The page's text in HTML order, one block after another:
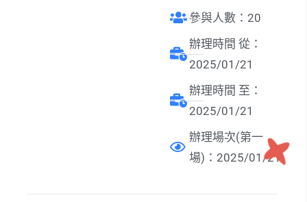
參與人數：20
辦理時間 從：
2025/01/21
辦理時間 至：
2025/01/21
辦理場次(第一
場)：2025/01/21